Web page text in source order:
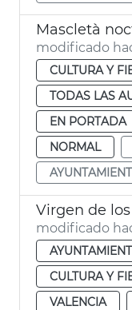
Mascletà
modificado
CULTURA Y
TODAS LAS
EN PORTADA
NORMAL
modificado
CULTURA Y
VALENCIA